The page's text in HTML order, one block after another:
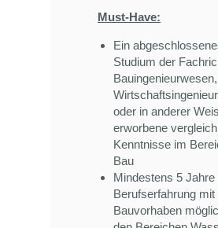
Must-Have:
Ein
Studium der
Bauingenieurwesen,
oder in anderer
erworbene
Kenntnisse im
Bau
Mindestens 5 Jahre
Berufserfahrung
Bauvorhaben